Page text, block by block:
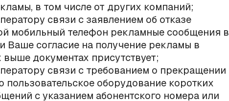
в том числе от других компаний;
связи с заявлением об отказе
мобильный телефон рекламные сообщения в
Ваше согласие на получение рекламы в
документах присутствует;
связи с требованием о прекращении
пользовательское оборудование коротких
с указанием абонентского номера или